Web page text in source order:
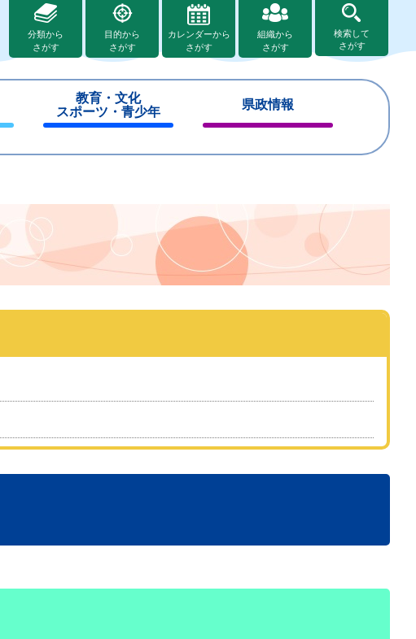
分類から
さがす
目的から
さがす
カレンダーから
さがす
組織から
さがす
検索して
さがす
教育・文化
スポーツ・青少年
じ
県政情報
じ